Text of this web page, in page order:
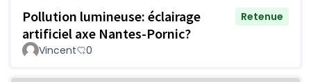
Pollution lumineuse: éclairage
artificiel axe Nantes-Pornic?
Retenue
Vincent 0